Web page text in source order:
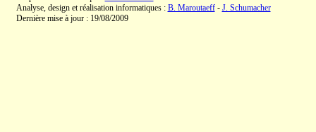
Analyse, design et réalisation informatiques : B. Maroutaeff- J. Schumacher
Dernière mise à jour : 19/08/2009